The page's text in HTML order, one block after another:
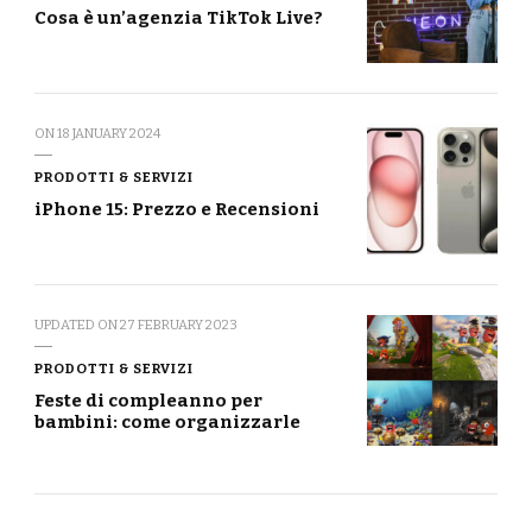
Cosa è un’agenzia TikTok Live?
ON18 JANUARY 2024
PRODOTTI & SERVIZI
iPhone 15: Prezzo e Recensioni
UPDATED ON27 FEBRUARY 2023
PRODOTTI & SERVIZI
Feste di compleanno per
bambini: come organizzarle